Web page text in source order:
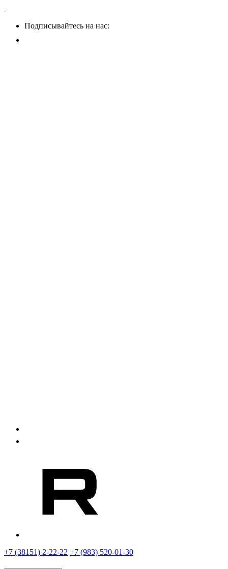
Подписывайтесь на нас:
+7 (38151) 2-22-22 +7 (983) 520-01-30